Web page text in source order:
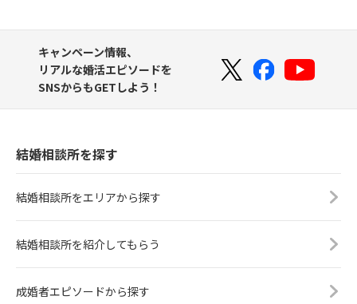
キャンペーン情報、
リアルな婚活エピソードを
SNSからもGETしよう！
結婚相談所を探す
結婚相談所をエリアから探す
結婚相談所を紹介してもらう
成婚者エピソードから探す